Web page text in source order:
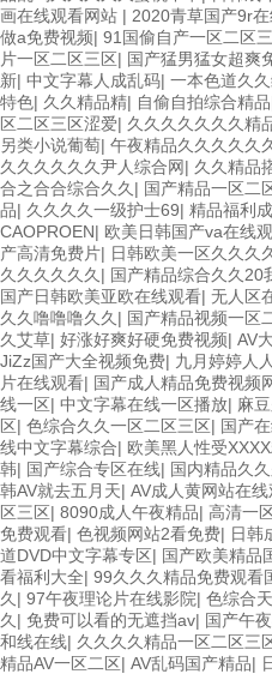
画在线观看网站 | 2020青草国产9r
做a免费视频| 91国偷自产一区二区
片一区二区三区| 国产猛男猛女超爽
新| 中文字幕人成乱码| 一本色道久
特色| 久久精品精| 自偷自拍综合精品
区二区三区涩爱| 久久久久久久久精
另类小说葡萄| 午夜精品久久久久久
久久久久久久尹人综合网| 久久精品
合之合合综合久久 | 国产精品一区二
品| 久久久久一级护士69| 精品福利
CAOPROEN| 欧美日韩国产va在线
产高清免费片| 日韩欧美一区久久久久
久久久久久久 | 国产精品综合久久20
国产日韩欧美亚欧在线观看| 无人区
久久噜噜噜久久 | 国产精品视频一区
久艾草| 好涨好爽好硬免费视频| AV
JiZz国产大全视频免费| 九月婷婷人
片在线观看| 国产成人精品免费视频
线一区| 中文字幕在线一区播放| 麻
区| 色综合久久一区二区三区| 国产
线中文字幕综合| 欧美黑人性受
韩| 国产综合专区在线| 国内精品久久
韩AV就去五月天| AV成人黄网站在
区三区| 8090成人午夜精品| 高清一
免费观看| 色视频网站2看免费| 日韩
道DVD中文字幕专区| 国产欧美精品
看福利大全| 99久久久精品免费观看
久 | 97午夜理论片在线影院| 色综合
久 | 免费可以看的无遮挡av| 国产午
和线在线| 久久久久精品一区二区三
精品AV一区二区| AV乱码国产精品|